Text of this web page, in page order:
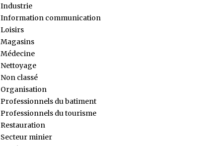
Industrie
Information communication
Loisirs
Magasins
Médecine
Nettoyage
Non classé
Organisation
Professionnels du batiment
Professionnels du tourisme
Restauration
Secteur minier